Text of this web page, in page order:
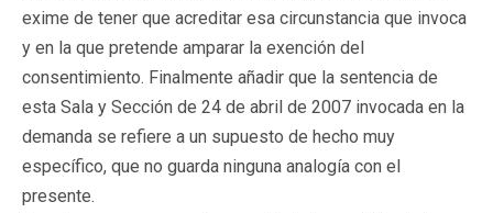
exime de tener que acreditar esa circunstancia que invoca
y en la que pretende amparar la exención del
consentimiento. Finalmente añadir que la sentencia de
esta Sala y Sección de 24 de abril de 2007 invocada en la
demanda se refiere a un supuesto de hecho muy
específico, que no guarda ninguna analogía con el
presente.